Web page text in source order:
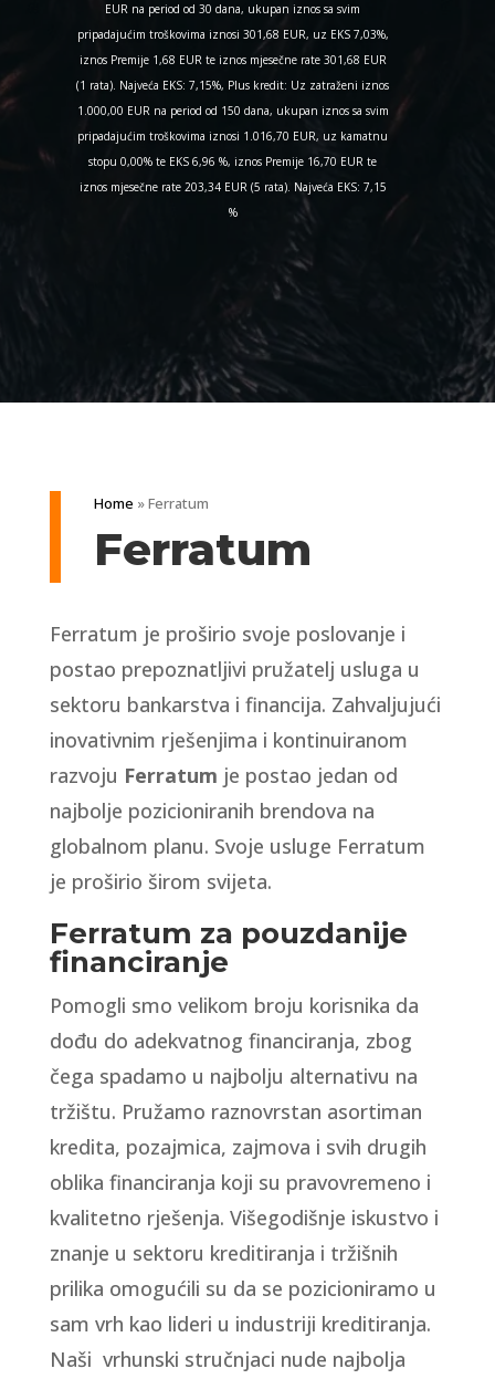
EUR na period od 30 dana, ukupan iznos sa svim
pripadajućim troškovima iznosi 301,68 EUR, uz EKS 7,03%,
iznos Premije 1,68 EUR te iznos mjesečne rate 301,68 EUR
(1 rata). Najveća EKS: 7,15%, Plus kredit: Uz zatraženi iznos
1.000,00 EUR na period od 150 dana, ukupan iznos sa svim
pripadajućim troškovima iznosi 1.016,70 EUR, uz kamatnu
stopu 0,00% te EKS 6,96 %, iznos Premije 16,70 EUR te
iznos mjesečne rate 203,34 EUR (5 rata). Najveća EKS: 7,15
%
Home »Ferratum
Ferratum
Ferratum je proširio svoje poslovanje i
postao prepoznatljivi pružatelj usluga u
sektoru bankarstva i financija. Zahvaljujući
inovativnim rješenjima i kontinuiranom
razvoju Ferratum je postao jedan od
najbolje pozicioniranih brendova na
globalnom planu. Svoje usluge Ferratum
je proširio širom svijeta.
Ferratum za pouzdanije
financiranje
Pomogli smo velikom broju korisnika da
dođu do adekvatnog financiranja, zbog
čega spadamo u najbolju alternativu na
tržištu. Pružamo raznovrstan asortiman
kredita, pozajmica, zajmova i svih drugih
oblika financiranja koji su pravovremeno i
kvalitetno rješenja. Višegodišnje iskustvo i
znanje u sektoru kreditiranja i tržišnih
prilika omogućili su da se pozicioniramo u
sam vrh kao lideri u industriji kreditiranja.
Naši vrhunski stručnjaci nude najbolja